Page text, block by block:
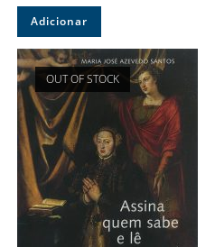
Adicionar
OUT OF STOCK